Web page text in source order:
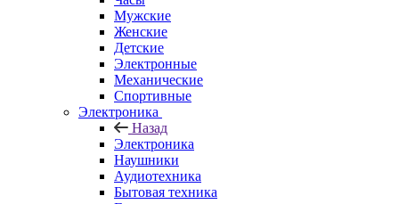
Мужские
Женские
Детские
Электронные
Механические
Спортивные
Электроника
Назад
Электроника
Наушники
Аудиотехника
Бытовая техника